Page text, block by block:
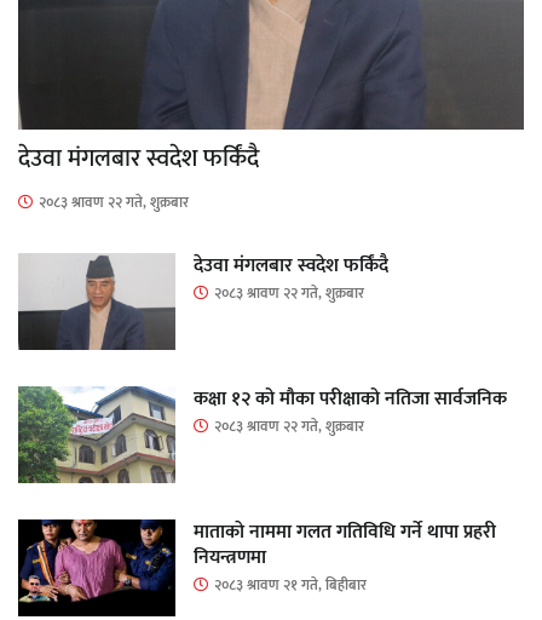
देउवा मंगलबार स्वदेश फर्किंदै
२०८३ श्रावण २२ गते, शुक्रबार
देउवा मंगलबार स्वदेश फर्किंदै
२०८३ श्रावण २२ गते, शुक्रबार
कक्षा १२ को मौका परीक्षाको नतिजा सार्वजनिक
२०८३ श्रावण २२ गते, शुक्रबार
माताकाे नाममा गलत गतिविधि गर्ने थापा प्रहरी
नियन्त्रणमा
२०८३ श्रावण २१ गते, बिहीबार